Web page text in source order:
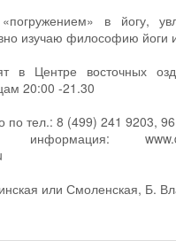
в йогу,
изучаю философию йоги
в Центре восточных
20:00 -21.30
по тел.: 8 (499) 241 9203,
информация:
или Смоленская, Б.